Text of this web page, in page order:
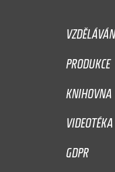
PRODUKCE
KNIHOVNA
VIDEOTÉKA
GDPR